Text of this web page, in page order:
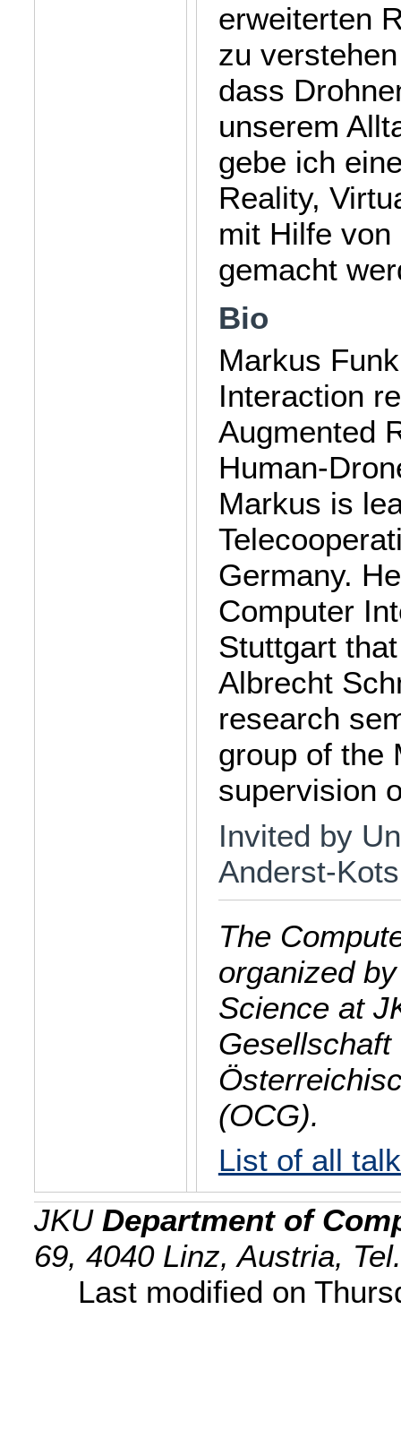
erweiterten
zu
dass
unserem
gebe ich
Reality,
mit Hilfe
gemacht
Bio
Markus
Interaction
Augmented
Human-
Markus is
Germany.
Computer
Stuttgart
Albrecht
research
group of the
supervision
Invited by
Anderst-
The
organized
Science at
(OCG).
List of all
JKU Department of
69, 4040 Linz, Austria,
Last modified on